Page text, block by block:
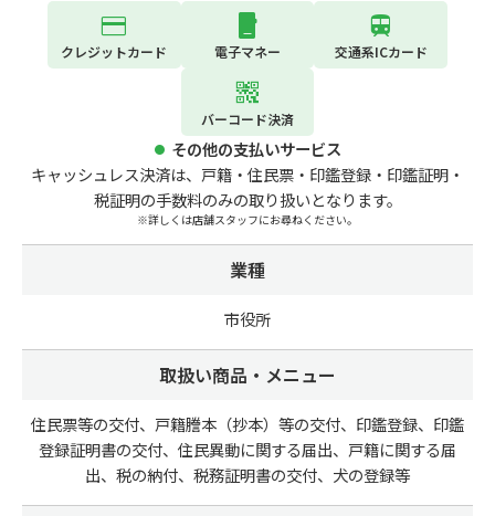
クレジットカード 電子マネー 交通系ICカード
バーコード決済
その他の支払いサービス
キャッシュレス決済は、戸籍・住民票・印鑑登録・印鑑証明・
税証明の手数料のみの取り扱いとなります。
※詳しくは店舗スタッフにお尋ねください。
業種
市役所
取扱い商品・メニュー
住民票等の交付、戸籍謄本（抄本）等の交付、印鑑登録、印鑑
登録証明書の交付、住民異動に関する届出、戸籍に関する届
出、税の納付、税務証明書の交付、犬の登録等